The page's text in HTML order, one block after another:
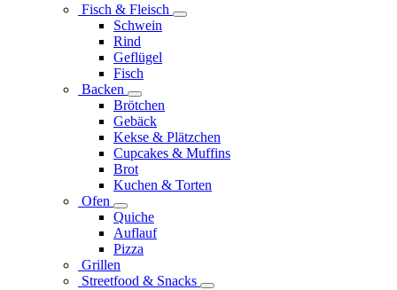
Fisch & Fleisch
Schwein
Rind
Geflügel
Fisch
Backen
Brötchen
Gebäck
Kekse & Plätzchen
Cupcakes & Muffins
Brot
Kuchen & Torten
Ofen
Quiche
Auflauf
Pizza
Grillen
Streetfood & Snacks